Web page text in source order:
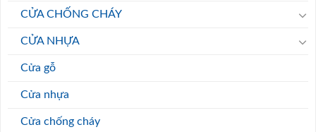
CỬA CHỐNG CHÁY
CỬA NHỰA
Cửa gỗ
Cửa nhựa
Cửa chống cháy